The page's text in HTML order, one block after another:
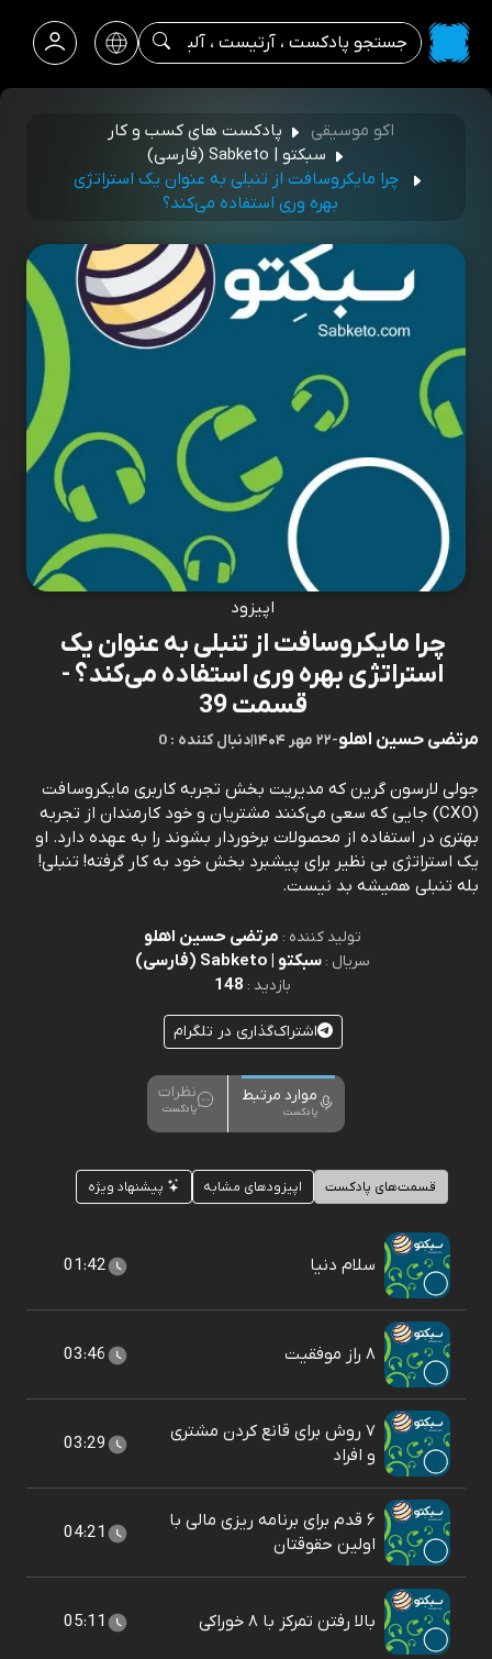
اکو موسیقی
پادکست‌ های کسب‌ و کار
سبکتو | Sabketo (فارسی)
چرا مایکروسافت از تنبلی به عنوان یک استراتژی
بهره وری استفاده می‌کند؟
اپیزود
چرا مایکروسافت از تنبلی به عنوان یک
استراتژی بهره وری استفاده می‌کند؟ -
قسمت 39
مرتضی حسین اهلو-۲۲ مهر ۱۴۰۴ |0 : دنبال کننده
جولی لارسون گرین که مدیریت بخش تجربه کاربری مایکروسافت
(CXO) جایی که سعی می‌کنند مشتریان و خود کارمندان از تجربه
بهتری در استفاده از محصولات برخوردار بشوند را به عهده دارد. او
یک استراتژی بی نظیر برای پیشبرد بخش خود به کار گرفته! تنبلی!
بله تنبلی همیشه بد نیست.
تولید کننده : مرتضی حسین اهلو
سریال : سبکتو | Sabketo (فارسی)
بازدید : 148
اشتراک‌گذاری در تلگرام
موارد مرتبط
پادکست
نظرات
پادکست
قسمت‌های پادکست اپیزودهای مشابه پیشنهاد ویژه
سلام دنیا 01:42
۸ راز موفقیت 03:46
۷ روش برای قانع کردن مشتری
و افراد
03:29
۶ قدم برای برنامه ریزی مالی با
اولین حقوقتان
04:21
بالا رفتن تمرکز با ۸ خوراکی 05:11